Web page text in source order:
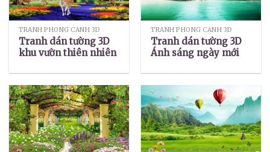
TRANH PHONG CẢNH 3D
Tranh dán tường 3D
khu vườn thiên nhiên
TRANH PHONG CẢNH 3D
Tranh dán tường 3D
Ánh sáng ngày mới